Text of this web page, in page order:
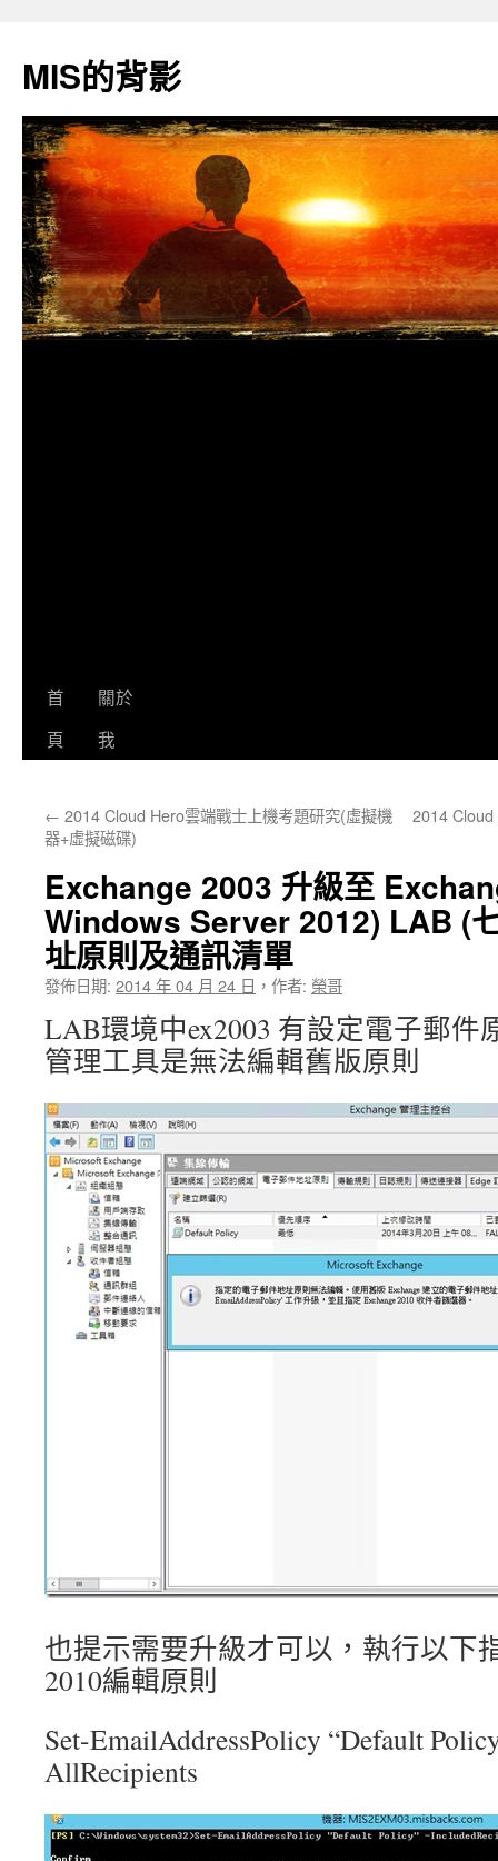
主
要
容
MIS的背影
首
頁
關於
我
← 2014 Cloud Hero雲端戰士上機考題研究(虛擬機
器+虛擬磁碟)
2014
Exchange 2003 升級至
Windows Server 2012) LAB (
址原則及通訊清單
發佈日期: 2014 年 04 月 24 日 ， 作者: 榮哥
LAB環境中ex2003 有設定電子郵件
管理工具是無法編輯舊版原則
也提示需要升級才可以，執行以下
2010編輯原則
Set-EmailAddressPolicy “Default
AllRecipients